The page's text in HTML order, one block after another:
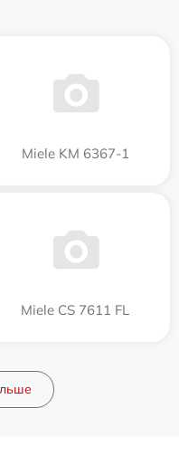
Miele KM 6367-1
Miele CS 7611 FL